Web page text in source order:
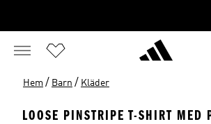
Hem / Barn / Kläder
LOOSE PINSTRIPE T-SHIRT MED